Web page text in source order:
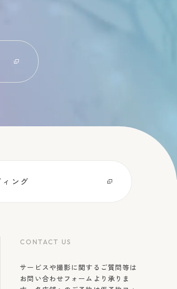
ング
CONTACT US
サービスや撮影に関するご質問等は
お問い合わせフォームより承りま